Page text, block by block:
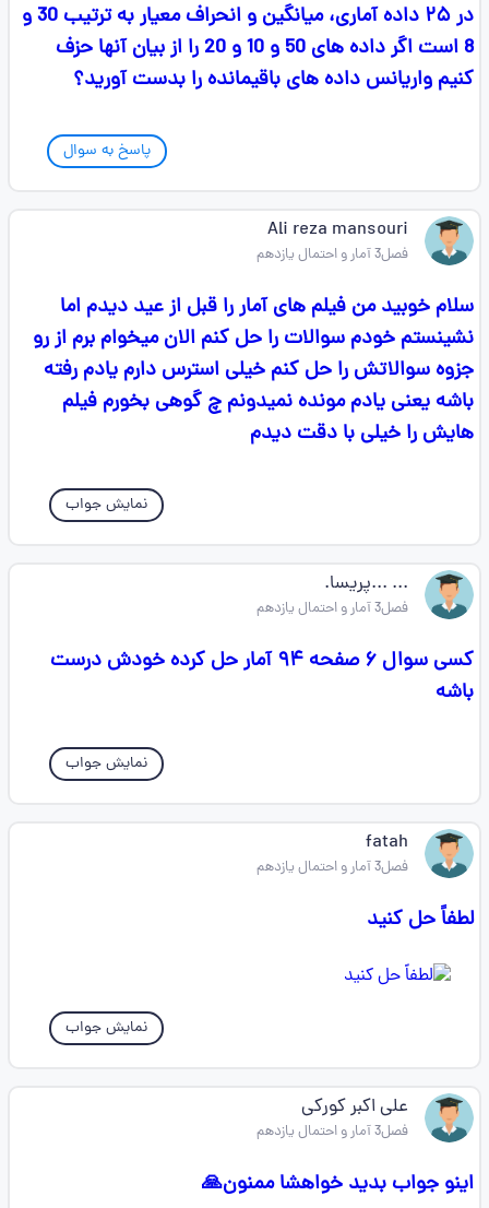
در ۲۵ داده آماری، میانگین و انحراف معیار به ترتیب 30 و
8 است اگر داده های 50 و 10 و 20 را از بیان آنها حزف
کنیم واریانس داده های باقیمانده را بدست آورید؟
پاسخ به سوال
Ali reza mansouri
فصل3 آمار و احتمال یازدهم
سلام خوبید من فیلم های آمار را قبل از عید دیدم اما
نشینستم خودم سوالات را حل کنم الان میخوام برم از رو
جزوه سوالاتش را حل کنم خیلی استرس دارم یادم رفته
باشه یعنی یادم مونده نمیدونم چ گوهی بخورم فیلم
هایش را خیلی با دقت دیدم
نمایش جواب
... ...پریسا.
فصل3 آمار و احتمال یازدهم
کسی سوال ۶ صفحه ۹۴ آمار حل کرده خودش درست
باشه
نمایش جواب
fatah
فصل3 آمار و احتمال یازدهم
لطفاً حل کنید
نمایش جواب
علی اکبر کورکی
فصل3 آمار و احتمال یازدهم
اینو جواب بدید خواهشا ممنون🙏